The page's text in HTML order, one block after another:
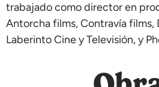
trabajado como director en
Antorcha films, Contravía films,
Laberinto Cine y Televisión, y